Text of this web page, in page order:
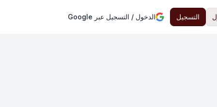
التسجيل الدخول / التسجيل عبر Google